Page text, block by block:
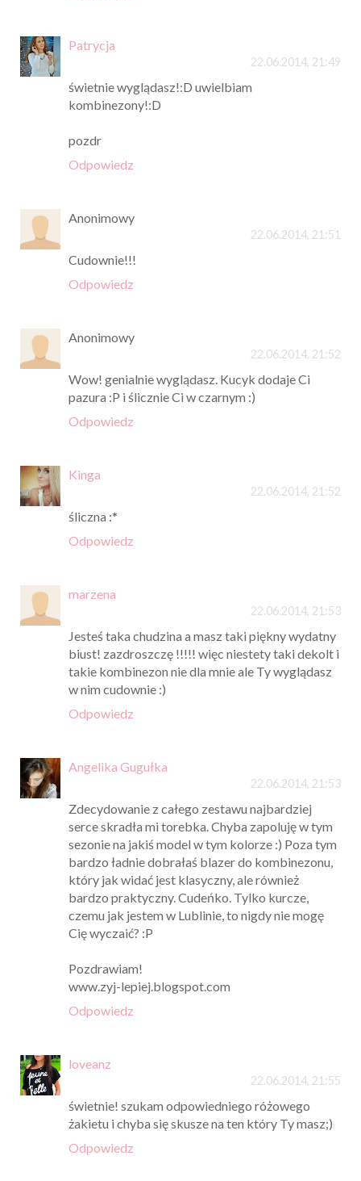
Patrycja
22.06.2014, 21:49
świetnie wyglądasz!:D uwielbiam
kombinezony!:D
pozdr
Odpowiedz
Anonimowy
22.06.2014, 21:51
Cudownie!!!
Odpowiedz
Anonimowy
22.06.2014, 21:52
Wow! genialnie wyglądasz. Kucyk dodaje Ci
pazura :P i ślicznie Ci w czarnym :)
Odpowiedz
Kinga
22.06.2014, 21:52
śliczna :*
Odpowiedz
marzena
22.06.2014, 21:53
Jesteś taka chudzina a masz taki piękny wydatny
biust! zazdroszczę !!!!! więc niestety taki dekolt i
takie kombinezon nie dla mnie ale Ty wyglądasz
w nim cudownie :)
Odpowiedz
Angelika Gugułka
22.06.2014, 21:53
Zdecydowanie z całego zestawu najbardziej
serce skradła mi torebka. Chyba zapoluję w tym
sezonie na jakiś model w tym kolorze :) Poza tym
bardzo ładnie dobrałaś blazer do kombinezonu,
który jak widać jest klasyczny, ale również
bardzo praktyczny. Cudeńko. Tylko kurcze,
czemu jak jestem w Lublinie, to nigdy nie mogę
Cię wyczaić? :P
Pozdrawiam!
www.zyj-lepiej.blogspot.com
Odpowiedz
loveanz
22.06.2014, 21:55
świetnie! szukam odpowiedniego różowego
żakietu i chyba się skusze na ten który Ty masz;)
Odpowiedz